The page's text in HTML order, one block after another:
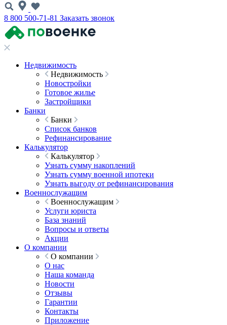
8 800 500-71-81 Заказать звонок
Недвижимость
Недвижимость
Новостройки
Готовое жилье
Застройщики
Банки
Банки
Список банков
Рефинансирование
Калькулятор
Калькулятор
Узнать сумму накоплений
Узнать сумму военной ипотеки
Узнать выгоду от рефинансирования
Военнослужащим
Военнослужащим
Услуги юриста
База знаний
Вопросы и ответы
Акции
О компании
О компании
О нас
Наша команда
Новости
Отзывы
Гарантии
Контакты
Приложение